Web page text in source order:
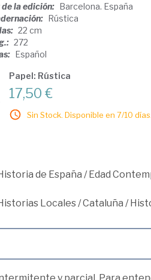
la edición: Barcelona. España
Rústica
22 cm
272
Español
Papel: Rústica
17,50 €
Sin Stock. Disponible en 7/10 días.
de España /Edad
Locales/Cataluña /
y parcial. Para